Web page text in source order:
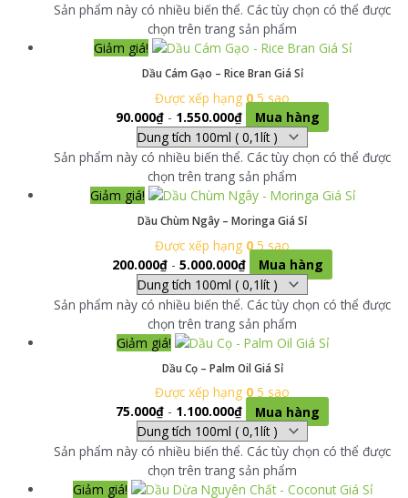
Sản phẩm này có nhiều biến thể. Các tùy chọn có thể được
chọn trên trang sản phẩm
Giảm giá!
Dầu Cám Gạo – Rice Bran Giá Sỉ
Được xếp hạng 05 sao
90.000₫- 1.550.000₫ Mua hàng
Sản phẩm này có nhiều biến thể. Các tùy chọn có thể được
chọn trên trang sản phẩm
Giảm giá!
Dầu Chùm Ngây – Moringa Giá Sỉ
Được xếp hạng 0 5 sao
200.000₫- 5.000.000₫ Mua hàng
Sản phẩm này có nhiều biến thể. Các tùy chọn có thể được
chọn trên trang sản phẩm
Giảm giá!
Dầu Cọ – Palm Oil Giá Sỉ
Được xếp hạng 0 5 sao
75.000₫- 1.100.000₫ Mua hàng
Sản phẩm này có nhiều biến thể. Các tùy chọn có thể được
chọn trên trang sản phẩm
Giảm giá!